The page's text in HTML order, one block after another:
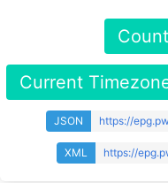
Current
JSON https://
XML https://